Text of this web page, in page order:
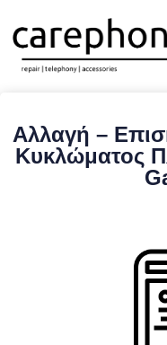
Αλλαγή –
Κυκλώματος